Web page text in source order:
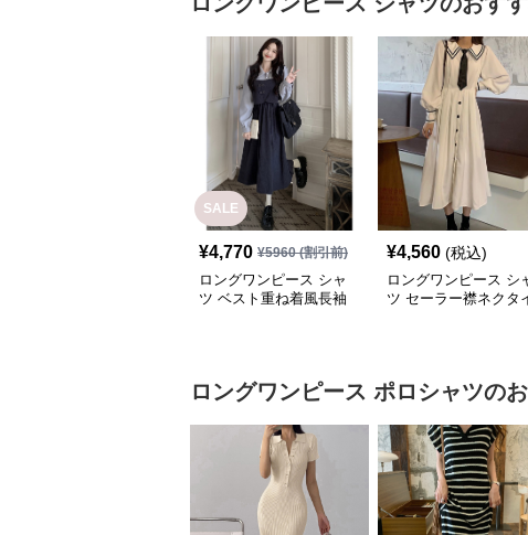
SALE
¥4,770 ¥5960(割引前)
ロングワンピース シャ
ツ ベスト重ね着風長袖
¥4,560 (税込)
ロングワンピース シ
ツ セーラー襟ネクタ
ロングワンピース ポロシャツの